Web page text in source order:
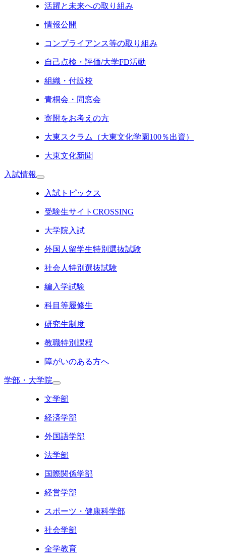
活躍と未来への取り組み
情報公開
コンプライアンス等の取り組み
自己点検・評価/大学FD活動
組織・付設校
青桐会・同窓会
寄附をお考えの方
大東スクラム（大東文化学園100％出資）
大東文化新聞
入試情報
入試トピックス
受験生サイトCROSSING
大学院入試
外国人留学生特別選抜試験
社会人特別選抜試験
編入学試験
科目等履修生
研究生制度
教職特別課程
障がいのある方へ
学部・大学院
文学部
経済学部
外国語学部
法学部
国際関係学部
経営学部
スポーツ・健康科学部
社会学部
全学教育